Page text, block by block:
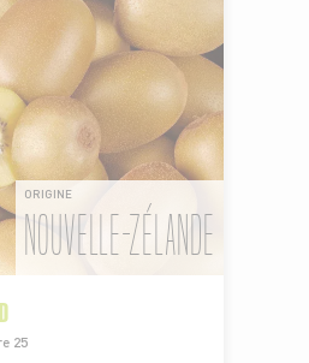
ORIGINE
NOUVELLE-ZÉLANDE
25